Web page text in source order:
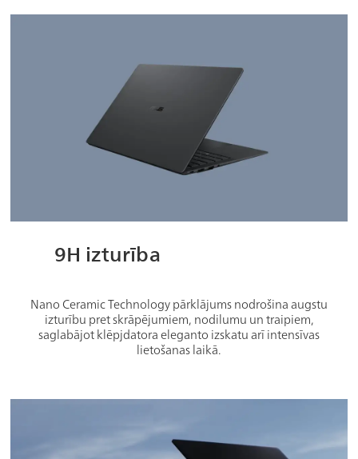
9H izturība
Nano Ceramic Technology pārklājums nodrošina augstu
izturību pret skrāpējumiem, nodilumu un traipiem,
saglabājot klēpjdatora eleganto izskatu arī intensīvas
lietošanas laikā.